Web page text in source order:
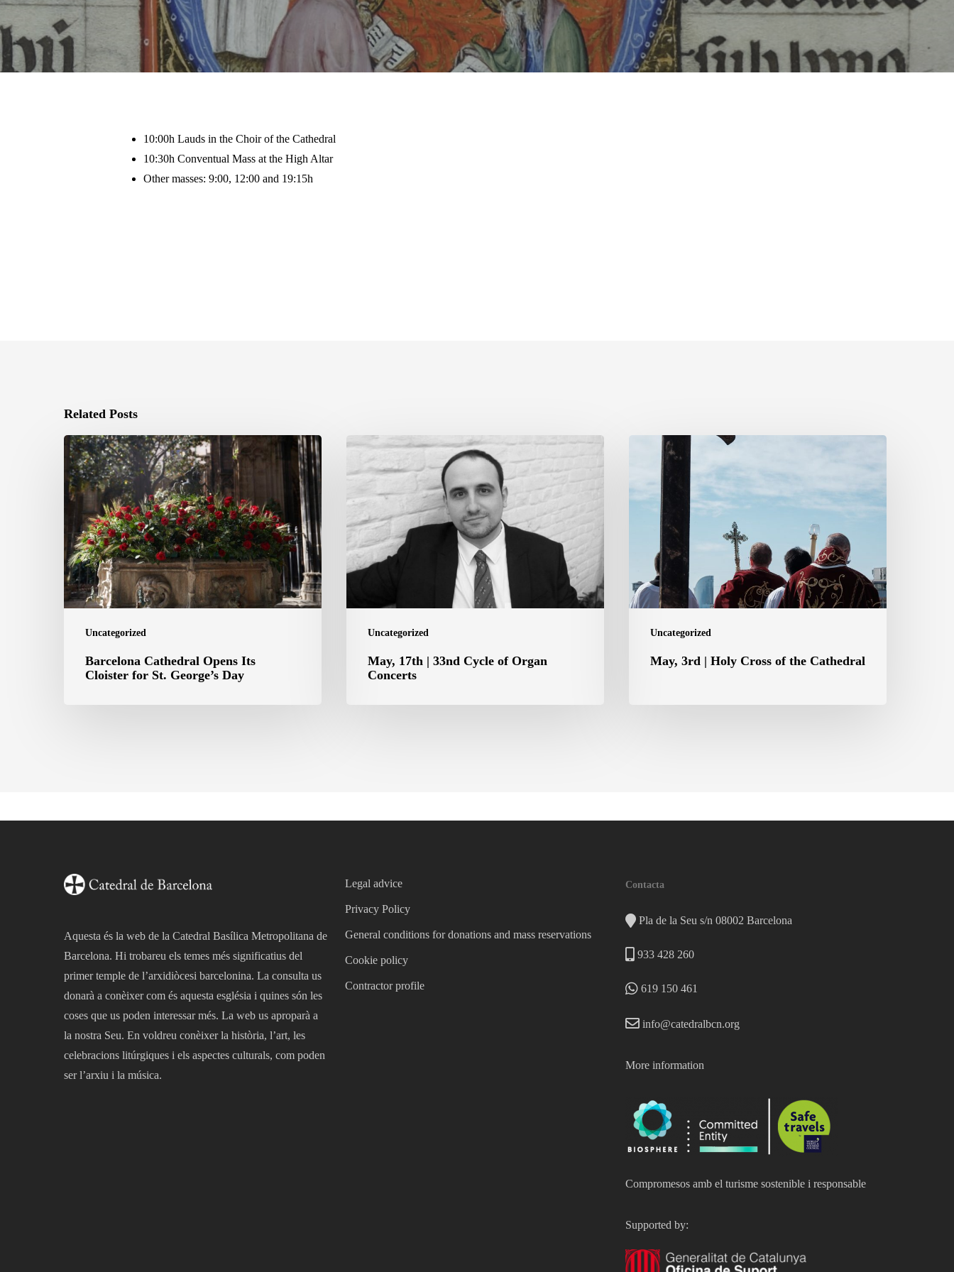
Hit enter to search or ESC to close
10:00h Lauds in the Choir of the Cathedral
10:30h Conventual Mass at the High Altar
Other masses: 9:00, 12:00 and 19:15h
Related Posts
Uncategorized
Barcelona
Cathedral
Opens
Its
Cloister
for
St.
George’s
Day
Barcelona Cathedral Opens Its
Cloister for St. George’s Day
Uncategorized
May,
33nd
Cycle
of
Organ
May, 17th | 33nd Cycle of Organ
Concerts
Uncategorized
Holy
Cathedral
May, 3rd | Holy Cross of the Cathedral
Aquesta és la web de la Catedral Basílica Metropolitana de
Barcelona. Hi trobareu els temes més significatius del
primer temple de l’arxidiòcesi barcelonina. La consulta us
donarà a conèixer com és aquesta església i quines són les
coses que us poden interessar més. La web us aproparà a
la nostra Seu. En voldreu conèixer la història, l’art, les
celebracions litúrgiques i els aspectes culturals, com poden
ser l’arxiu i la música.
Legal advice
Privacy Policy
General conditions for donations and mass reservations
Cookie policy
Contractor profile
Contacta
Pla de la Seu s/n 08002 Barcelona
933 428 260
619 150 461
info@catedralbcn.org
More information
Compromesos amb el turisme sostenible i responsable
Supported by: